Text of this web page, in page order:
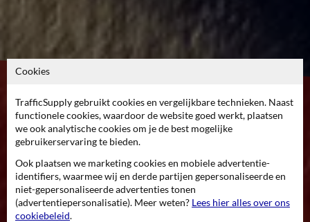
getting you there
zoek een product...
Doorzoek onze webshops
met 19.938 artikelen
Cookies
TrafficSupply gebruikt cookies en vergelijkbare technieken. Naast
functionele cookies, waardoor de website goed werkt, plaatsen
we ook analytische cookies om je de best mogelijke
gebruikerservaring te bieden.
Ook plaatsen we marketing cookies en mobiele advertentie-
identifiers, waarmee wij en derde partijen gepersonaliseerde en
niet-gepersonaliseerde advertenties tonen
(advertentiepersonalisatie). Meer weten? Lees hier alles over ons
cookiebeleid.